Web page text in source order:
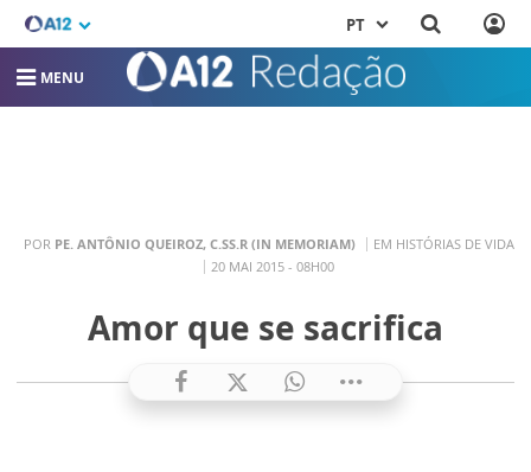
PT
MENU
POR PE. ANTÔNIO QUEIROZ, C.SS.R (IN MEMORIAM)
EM HISTÓRIAS DE VIDA
20 MAI 2015 - 08H00
Amor que se sacrifica